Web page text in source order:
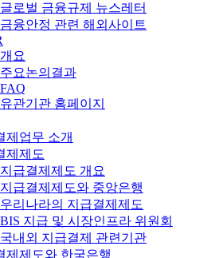
글로벌 금융규제 뉴스레터
금융안정 관련 해외사이트
개요
주요논의결과
FAQ
유관기관 홈페이지
제업무 소개
제제도
지급결제제도 개요
지급결제제도와 중앙은행
우리나라의 지급결제제도
BIS 지급 및 시장인프라 위원회
국내외 지급결제 관련기관
제제도와 한국은행